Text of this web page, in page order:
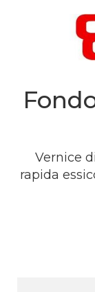
Vernice
rapida